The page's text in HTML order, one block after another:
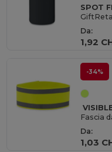
Da:
1,92
-34%
Da:
1,03